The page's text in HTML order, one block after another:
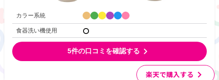
カラー系統
食器洗い機使用
5件の口コミを確認する
楽天で購入する